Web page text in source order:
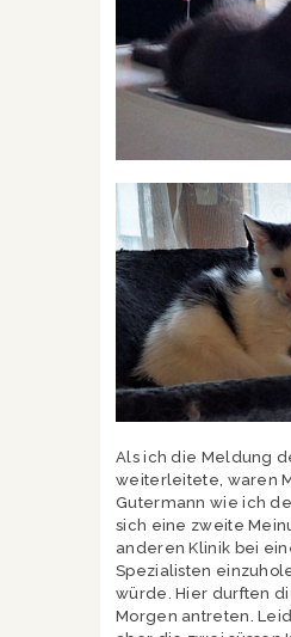
Als ich die Meldung
weiterleitete, waren
Gutermann wie ich
sich eine zweite
anderen Klinik bei
Spezialisten
würde. Hier durften
Morgen antreten.